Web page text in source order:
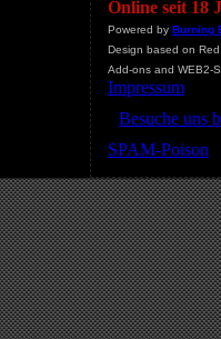
Online seit 18
Powered by Burning
Design based on
Add-ons and WEB2-
Impressum
Besuche uns
SPAM-Poison